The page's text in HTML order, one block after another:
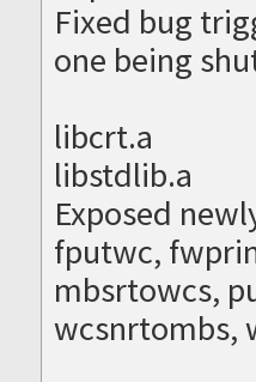
Fixed bug
one being
libcrt.a
libstdlib.a
Exposed
fputwc,
mbsrtowcs,
wcsnrtombs,